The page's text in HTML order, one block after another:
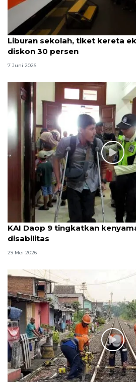
Liburan sekolah, tiket kereta
diskon 30 persen
7 Juni 2026
KAI Daop 9 tingkatkan
disabilitas
29 Mei 2026